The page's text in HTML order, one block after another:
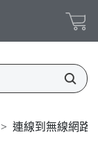
> 連線到無線網路